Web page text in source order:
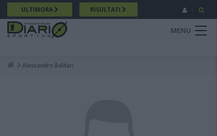
Salta
al
contenuto
principale
ULTIMORA RISULTATI
MENU
Breadcrumb
Alessandro Baldari